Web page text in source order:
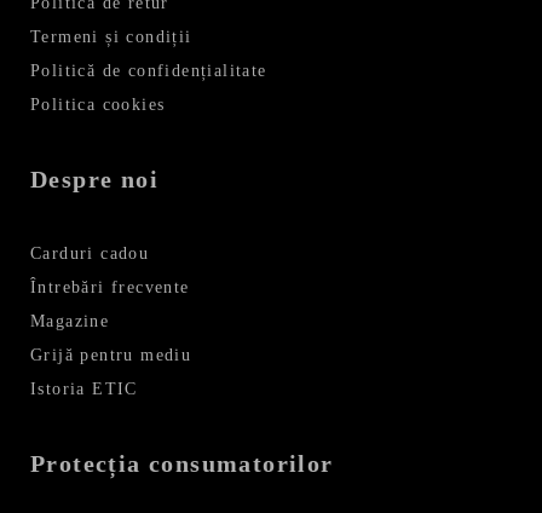
Termeni și condiții
Politică de confidențialitate
Politica cookies
Despre noi
Carduri cadou
Întrebări frecvente
Magazine
Grijă pentru mediu
Istoria ETIC
Protecția consumatorilor